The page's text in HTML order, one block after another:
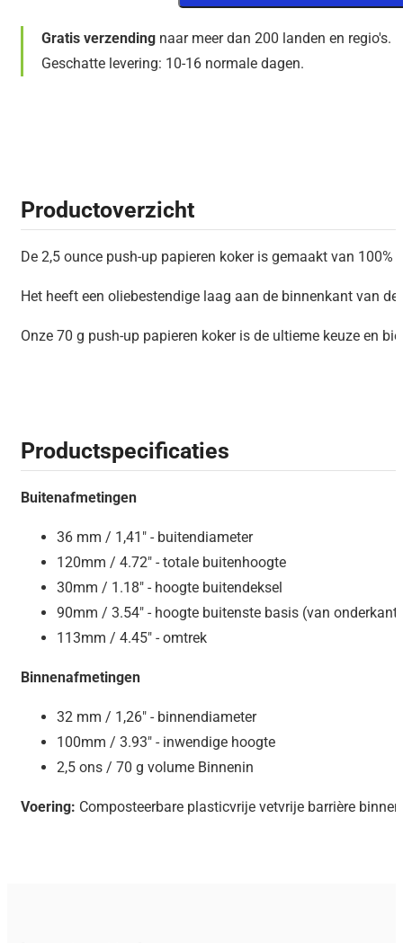
Gratis verzending naar meer dan 200 landen en regio's.
Geschatte levering: 10-16 normale dagen.
Productoverzicht
De 2,5 ounce push-up papieren koker is gemaakt van 100%
Het heeft een oliebestendige laag aan de binnenkant van
Onze 70 g push-up papieren koker is de ultieme keuze en
Productspecificaties
Buitenafmetingen
36 mm / 1,41″ - buitendiameter
120mm / 4.72″ - totale buitenhoogte
30mm / 1.18″ - hoogte buitendeksel
90mm / 3.54″ - hoogte buitenste basis (van
113mm / 4.45″ - omtrek
Binnenafmetingen
32 mm / 1,26″ - binnendiameter
100mm / 3.93″ - inwendige hoogte
2,5 ons / 70 g volume Binnenin
Voering: Composteerbare plasticvrije vetvrije barrière